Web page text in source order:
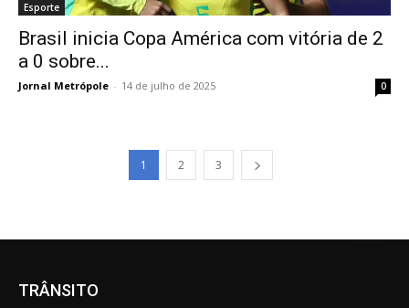
Esporte
Brasil inicia Copa América com vitória de 2
a 0 sobre...
Jornal Metrópole - 14 de julho de 2025 0
1 2 3
TRÂNSITO